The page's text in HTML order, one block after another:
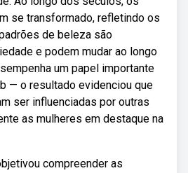
se transformado, refletindo os
de beleza são
e podem mudar ao longo
um papel importante
— o resultado evidenciou que
ser influenciadas por outras
as mulheres em destaque na
compreender as